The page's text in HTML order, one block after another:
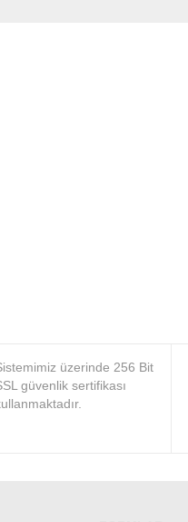
üzerinde 256 Bit
güvenlik sertifikası